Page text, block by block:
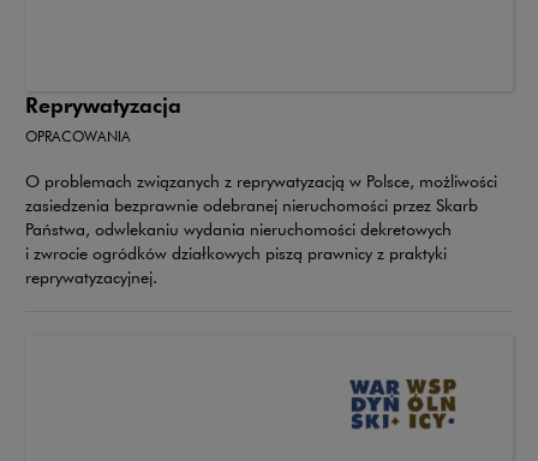
Reprywatyzacja
OPRACOWANIA
O problemach związanych z reprywatyzacją w Polsce, możliwości
zasiedzenia bezprawnie odebranej nieruchomości przez Skarb
Państwa, odwlekaniu wydania nieruchomości dekretowych
i zwrocie ogródków działkowych piszą prawnicy z praktyki
reprywatyzacyjnej.